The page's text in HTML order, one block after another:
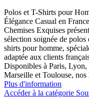
Polos et T-Shirts pour
Élégance Casual en France
Chemises Exquises
sélection soignée de polos
shirts pour homme,
adaptée aux clients
Disponibles à Paris, Lyon,
Marseille et Toulouse, nos
Plus d'information
Accéder à la catégorie